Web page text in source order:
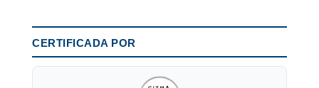
CERTIFICADA POR